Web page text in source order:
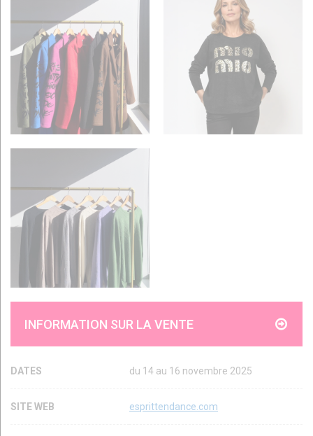
INFORMATION SUR LA VENTE
DATES du 14 au 16 novembre 2025
SITE WEB esprittendance.com